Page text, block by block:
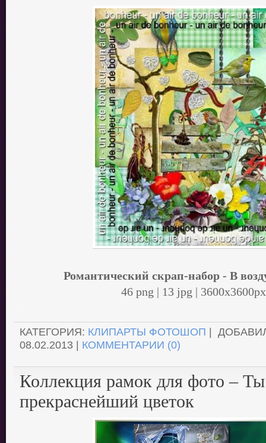
Романтический скрап-набор - В
46 png | 13 jpg |
КАТЕГОРИЯ: КЛИПАРТЫ ФОТОШОП |
08.02.2013 | КОММЕНТАРИИ (0)
Коллекция рамок для фото –
прекраснейший цветок